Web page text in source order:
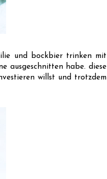
und bockbier trinken mit
ausgeschnitten habe. diese
willst und trotzdem